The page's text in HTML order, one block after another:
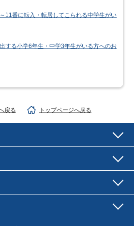
11番に転入・転居してこられる中学生がい
する小学6年生・中学3年生がいる方へのお
戻る トップページへ戻る